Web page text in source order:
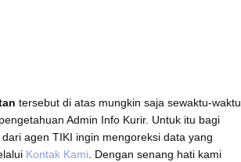
tersebut di atas mungkin saja sewaktu-waktu
Admin Info Kurir. Untuk itu bagi
agen TIKI ingin mengoreksi data yang
Kontak Kami . Dengan senang hati kami